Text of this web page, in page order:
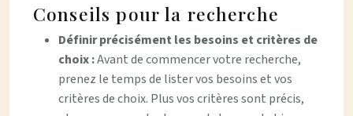
Conseils pour la recherche
Définir précisément les besoins et critères de
choix :Avant de commencer votre recherche,
prenez le temps de lister vos besoins et vos
critères de choix. Plus vos critères sont précis,